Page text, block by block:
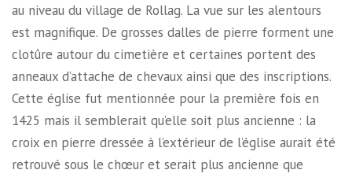
au niveau du village de Rollag. La vue sur les alentours
est magnifique. De grosses dalles de pierre forment une
clotûre autour du cimetière et certaines portent des
anneaux d’attache de chevaux ainsi que des inscriptions.
Cette église fut mentionnée pour la première fois en
1425 mais il semblerait qu’elle soit plus ancienne : la
croix en pierre dressée à l’extérieur de l’église aurait été
retrouvé sous le chœur et serait plus ancienne que